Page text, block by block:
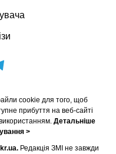
cookie для того, щоб
прибуття на веб-сайті
Детальніше
>
Редакція ЗМІ не завжди